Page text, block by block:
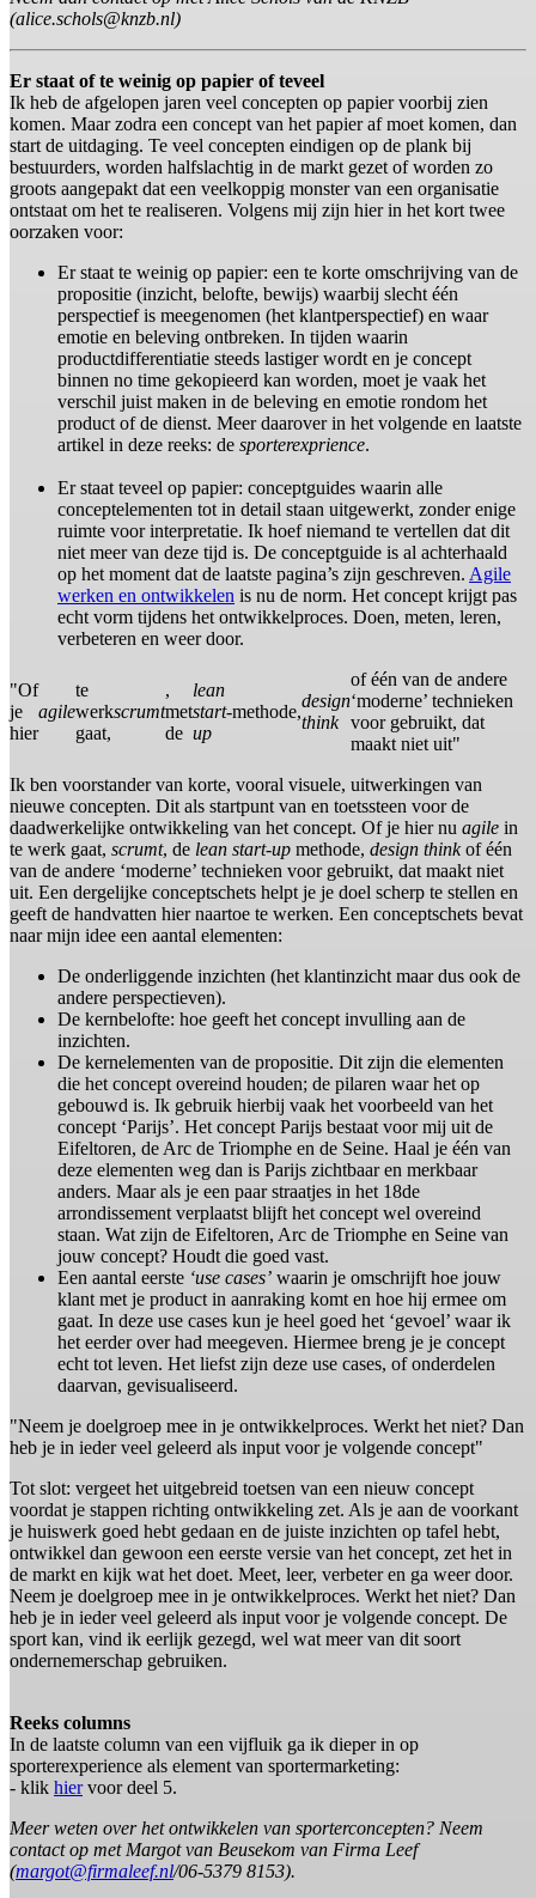
(alice.schols@knzb.nl)
Er staat of te weinig op papier of teveel
Ik heb de afgelopen jaren veel concepten op papier voorbij zien
komen. Maar zodra een concept van het papier af moet komen, dan
start de uitdaging. Te veel concepten eindigen op de plank bij
bestuurders, worden halfslachtig in de markt gezet of worden zo
groots aangepakt dat een veelkoppig monster van een organisatie
ontstaat om het te realiseren. Volgens mij zijn hier in het kort twee
oorzaken voor:
Er staat te weinig op papier: een te korte omschrijving van de
propositie (inzicht, belofte, bewijs) waarbij slecht één
perspectief is meegenomen (het klantperspectief) en waar
emotie en beleving ontbreken. In tijden waarin
productdifferentiatie steeds lastiger wordt en je concept
binnen no time gekopieerd kan worden, moet je vaak het
verschil juist maken in de beleving en emotie rondom het
product of de dienst. Meer daarover in het volgende en laatste
artikel in deze reeks: de sporterexprience.
Er staat teveel op papier: conceptguides waarin alle
conceptelementen tot in detail staan uitgewerkt, zonder enige
ruimte voor interpretatie. Ik hoef niemand te vertellen dat dit
niet meer van deze tijd is. De conceptguide is al achterhaald
op het moment dat de laatste pagina’s zijn geschreven. Agile
werken en ontwikkelen is nu de norm. Het concept krijgt pas
echt vorm tijdens het ontwikkelproces. Doen, meten, leren,
verbeteren en weer door.
"Of
je
hier
agile
te
werk
gaat,
scrumt
,
met
de
lean
start-
up
methode,
design
think
of één van de andere
‘moderne’ technieken
voor gebruikt, dat
maakt niet uit"
Ik ben voorstander van korte, vooral visuele, uitwerkingen van
nieuwe concepten. Dit als startpunt van en toetssteen voor de
daadwerkelijke ontwikkeling van het concept. Of je hier nu agile in
te werk gaat, scrumt, de lean start-up methode, design thinkof één
van de andere ‘moderne’ technieken voor gebruikt, dat maakt niet
uit. Een dergelijke conceptschets helpt je je doel scherp te stellen en
geeft de handvatten hier naartoe te werken. Een conceptschets bevat
naar mijn idee een aantal elementen:
De onderliggende inzichten (het klantinzicht maar dus ook de
andere perspectieven).
De kernbelofte: hoe geeft het concept invulling aan de
inzichten.
De kernelementen van de propositie. Dit zijn die elementen
die het concept overeind houden; de pilaren waar het op
gebouwd is. Ik gebruik hierbij vaak het voorbeeld van het
concept ‘Parijs’. Het concept Parijs bestaat voor mij uit de
Eifeltoren, de Arc de Triomphe en de Seine. Haal je één van
deze elementen weg dan is Parijs zichtbaar en merkbaar
anders. Maar als je een paar straatjes in het 18de
arrondissement verplaatst blijft het concept wel overeind
staan. Wat zijn de Eifeltoren, Arc de Triomphe en Seine van
jouw concept? Houdt die goed vast.
Een aantal eerste ‘use cases’ waarin je omschrijft hoe jouw
klant met je product in aanraking komt en hoe hij ermee om
gaat. In deze use cases kun je heel goed het ‘gevoel’ waar ik
het eerder over had meegeven. Hiermee breng je je concept
echt tot leven. Het liefst zijn deze use cases, of onderdelen
daarvan, gevisualiseerd.
"Neem je doelgroep mee in je ontwikkelproces. Werkt het niet? Dan
heb je in ieder veel geleerd als input voor je volgende concept"
Tot slot: vergeet het uitgebreid toetsen van een nieuw concept
voordat je stappen richting ontwikkeling zet. Als je aan de voorkant
je huiswerk goed hebt gedaan en de juiste inzichten op tafel hebt,
ontwikkel dan gewoon een eerste versie van het concept, zet het in
de markt en kijk wat het doet. Meet, leer, verbeter en ga weer door.
Neem je doelgroep mee in je ontwikkelproces. Werkt het niet? Dan
heb je in ieder veel geleerd als input voor je volgende concept. De
sport kan, vind ik eerlijk gezegd, wel wat meer van dit soort
ondernemerschap gebruiken.
Reeks columns
In de laatste column van een vijfluik ga ik dieper in op
sporterexperience als element van sportermarketing:
- klik hiervoor deel 5.
Meer weten over het ontwikkelen van sporterconcepten? Neem
contact op met Margot van Beusekom van Firma Leef
(margot@firmaleef.nl/06-5379 8153).